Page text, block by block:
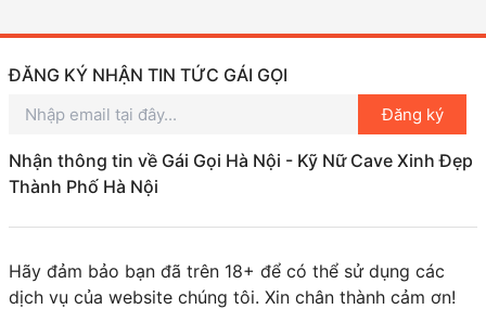
ĐĂNG KÝ NHẬN TIN TỨC GÁI GỌI
Đăng ký
Nhận thông tin về Gái Gọi Hà Nội - Kỹ Nữ Cave Xinh Đẹp
Thành Phố Hà Nội
Hãy đảm bảo bạn đã trên 18+ để có thể sử dụng các
dịch vụ của website chúng tôi. Xin chân thành cảm ơn!